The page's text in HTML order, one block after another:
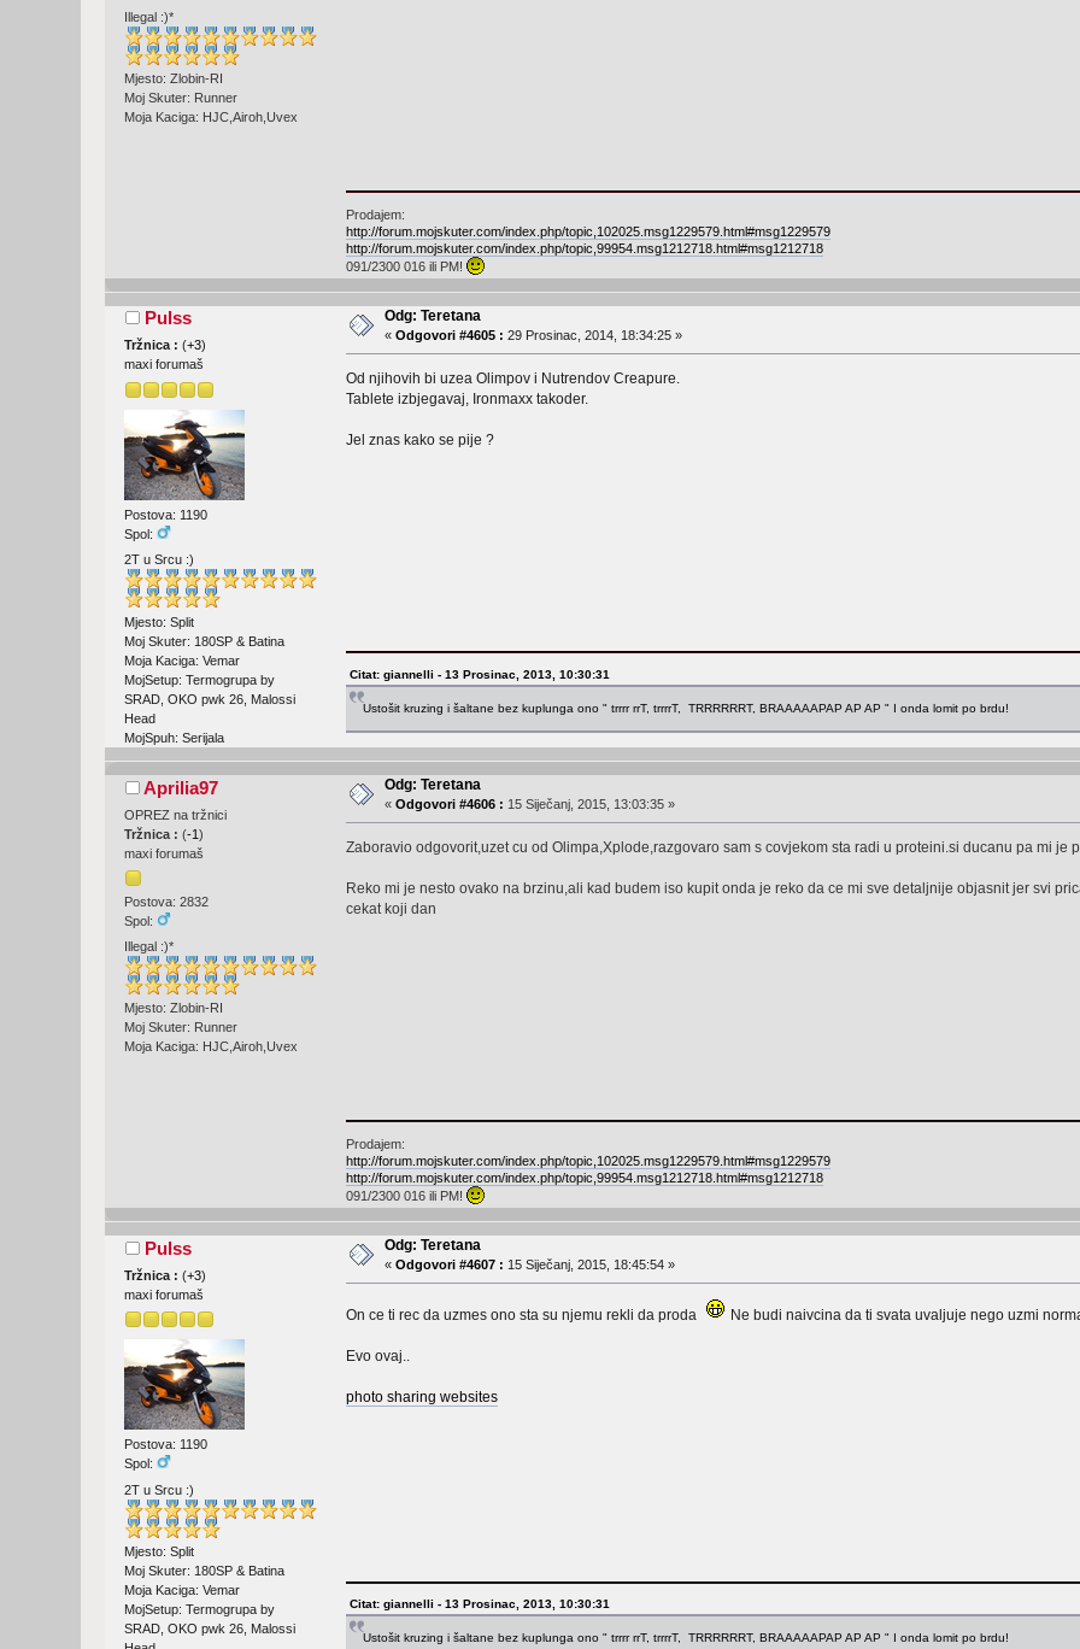
Illegal :)*
Mjesto: Zlobin-RI
Moj Skuter: Runner
Moja Kaciga: HJC,Airoh,Uvex
Prodajem:
http://forum.mojskuter.com/index.php/topic,102025.msg1229579.html#msg1229579
http://forum.mojskuter.com/index.php/topic,99954.msg1212718.html#msg1212718
091/2300 016 ili PM!
Pulss
Tržnica :(+3)
maxi forumaš
Postova: 1190
Spol:
2T u Srcu :)
Mjesto: Split
Moj Skuter: 180SP & Batina
Moja Kaciga: Vemar
MojSetup: Termogrupa by
SRAD, OKO pwk 26, Malossi
Head
MojSpuh: Serijala
Odg: Teretana
«Odgovori #4605 : 29 Prosinac, 2014, 18:34:25 »
Od njihovih bi uzea Olimpov i Nutrendov Creapure.
Tablete izbjegavaj, Ironmaxx takoder.
Jel znas kako se pije ?
Citat: giannelli - 13 Prosinac, 2013, 10:30:31
Ustošit kruzing i šaltane bez kuplunga ono " trrrr rrT, trrrrT, TRRRRRRT, BRAAAAAPAP AP AP " I onda lomit po brdu!
Aprilia97
OPREZ na tržnici
Tržnica :(-1)
maxi forumaš
Postova: 2832
Spol:
Illegal :)*
Mjesto: Zlobin-RI
Moj Skuter: Runner
Moja Kaciga: HJC,Airoh,Uvex
Odg: Teretana
«Odgovori #4606 : 15 Siječanj, 2015, 13:03:35 »
Zaboravio odgovorit,uzet cu od Olimpa,Xplode,razgovaro sam s covjekom sta radi u proteini.si ducanu pa mi
Reko mi je nesto ovako na brzinu,ali kad budem iso kupit onda je reko da ce mi sve detaljnije objasnit jer svi
cekat koji dan
Prodajem:
http://forum.mojskuter.com/index.php/topic,102025.msg1229579.html#msg1229579
http://forum.mojskuter.com/index.php/topic,99954.msg1212718.html#msg1212718
091/2300 016 ili PM!
Pulss
Tržnica :(+3)
maxi forumaš
Postova: 1190
Spol:
2T u Srcu :)
Mjesto: Split
Moj Skuter: 180SP & Batina
Moja Kaciga: Vemar
MojSetup: Termogrupa by
SRAD, OKO pwk 26, Malossi
Odg: Teretana
«Odgovori #4607 : 15 Siječanj, 2015, 18:45:54 »
On ce ti rec da uzmes ono sta su njemu rekli da proda Ne budi naivcina da ti svata uvaljuje nego uzmi
Evo ovaj..
photo sharing websites
Citat: giannelli - 13 Prosinac, 2013, 10:30:31
Ustošit kruzing i šaltane bez kuplunga ono " trrrr rrT, trrrrT, TRRRRRRT, BRAAAAAPAP AP AP " I onda lomit po brdu!